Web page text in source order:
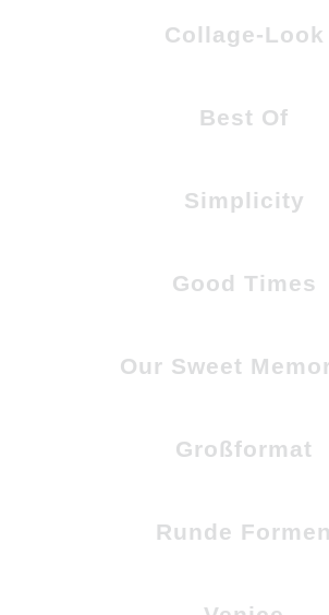
Collage-Look
Best Of
Simplicity
Good Times
Our Sweet
Großformat
Runde Formen